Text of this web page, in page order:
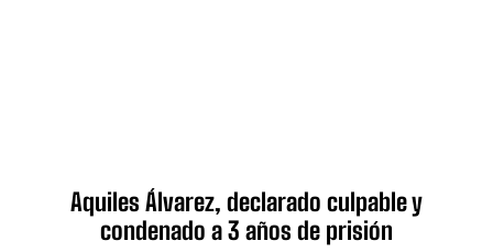
Aquiles Álvarez, declarado culpable y
condenado a 3 años de prisión